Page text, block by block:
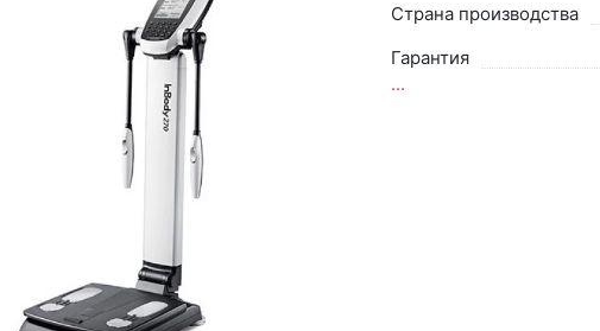
Страна производства
Гарантия
...